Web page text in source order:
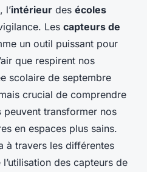
l’intérieur des écoles
Les capteurs de
un outil puissant pour
que respirent nos
scolaire de septembre
crucial de comprendre
peuvent transformer nos
en espaces plus sains.
à travers les différentes
des capteurs de